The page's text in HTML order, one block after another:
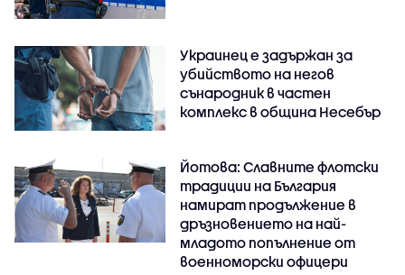
Украинец е задържан за
убийството на негов
сънародник в частен
комплекс в община Несебър
Йотова: Славните флотски
традиции на България
намират продължение в
дръзновението на най-
младото попълнение от
военноморски офицери